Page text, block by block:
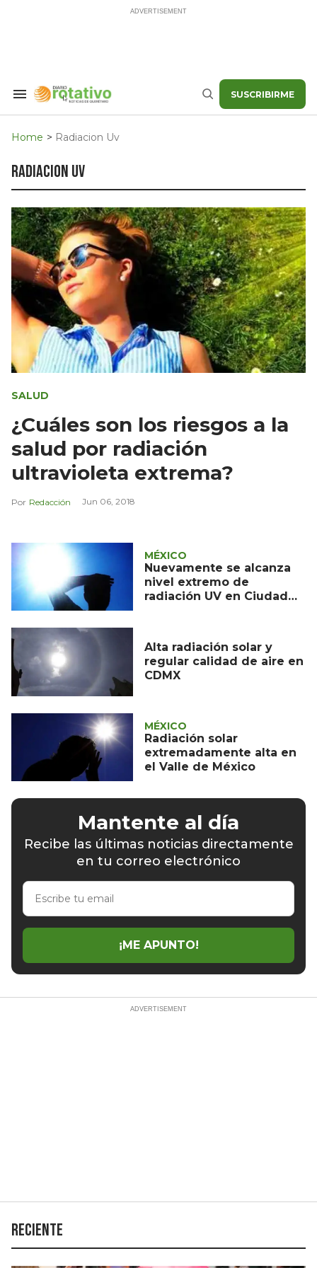
Search
Navigation
Buscar SUSCRIBIRME
Home > Radiacion Uv
radiacion uv
SALUD
¿Cuáles son los riesgos a la
salud por radiación
ultravioleta extrema?
Redacción Jun 06, 2018
MÉXICO
Nuevamente se alcanza
nivel extremo de
radiación UV en Ciudad
Alta radiación solar y
regular calidad de aire en
CDMX
MÉXICO
Radiación solar
extremadamente alta en
el Valle de México
Mantente al día
Recibe las últimas noticias directamente
en tu correo electrónico
Escribe
email
¡ME APUNTO!
Reciente